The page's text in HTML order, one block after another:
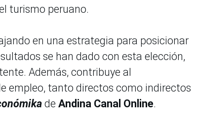
turismo peruano.
en una estrategia para posicionar
se han dado con esta elección,
Además, contribuye al
empleo, tanto directos como indirectos
de Andina Canal Online.